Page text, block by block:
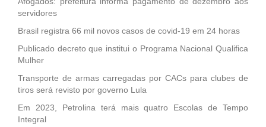
servidores
Brasil registra 66 mil novos casos de covid-19 em 24 horas
Publicado decreto que institui o Programa Nacional Qualifica
Mulher
Transporte de armas carregadas por CACs para clubes de
tiros será revisto por governo Lula
Em 2023, Petrolina terá mais quatro Escolas de Tempo
Integral